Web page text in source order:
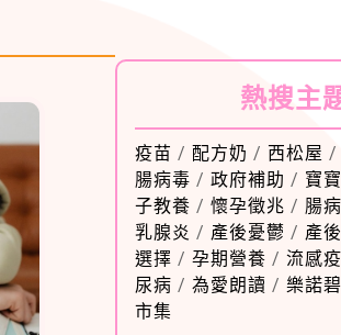
熱搜主
疫苗 / 配方奶 / 西松屋 /
腸病毒 / 政府補助 / 寶
子教養 / 懷孕徵兆 / 腸
乳腺炎 / 產後憂鬱 / 產
選擇 / 孕期營養 / 流感
尿病 / 為愛朗讀 / 樂諾碧
市集